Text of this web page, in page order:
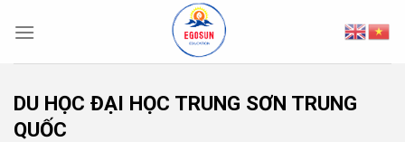
DU HỌC ĐẠI HỌC TRUNG SƠN TRUNG
QUỐC